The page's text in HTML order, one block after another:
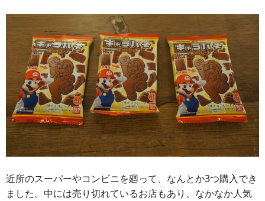
近所のスーパーやコンビニを廻って、なんとか3つ購入でき
ました。中には売り切れているお店もあり、なかなか人気